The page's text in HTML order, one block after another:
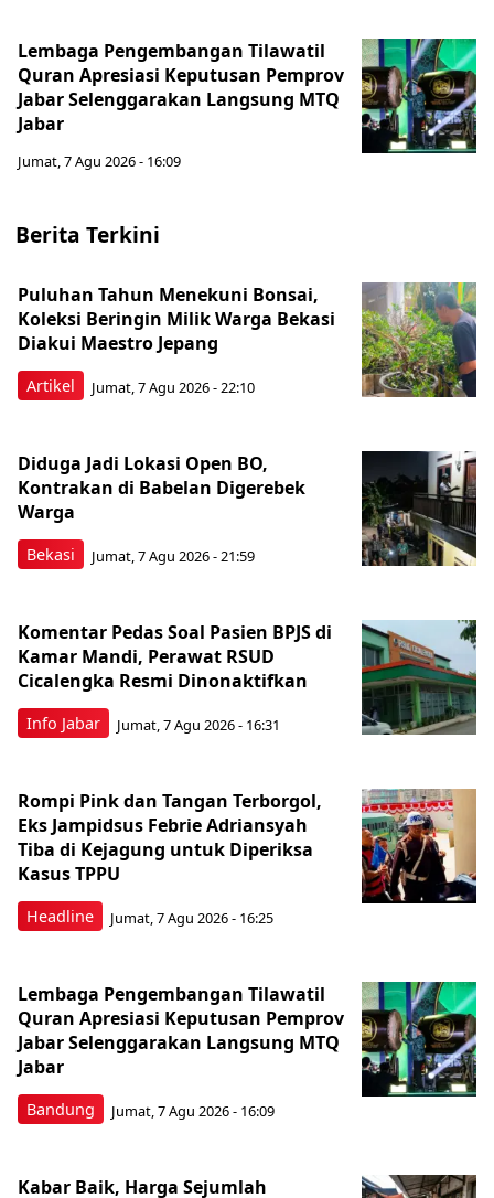
Lembaga Pengembangan Tilawatil
Quran Apresiasi Keputusan Pemprov
Jabar Selenggarakan Langsung MTQ
Jabar
Jumat, 7 Agu 2026 - 16:09
Berita Terkini
Artikel
Puluhan Tahun Menekuni Bonsai,
Koleksi Beringin Milik Warga Bekasi
Diakui Maestro Jepang
Jumat, 7 Agu 2026 - 22:10
Bekasi
Diduga Jadi Lokasi Open BO,
Kontrakan di Babelan Digerebek
Warga
Jumat, 7 Agu 2026 - 21:59
Info Jabar
Komentar Pedas Soal Pasien BPJS di
Kamar Mandi, Perawat RSUD
Cicalengka Resmi Dinonaktifkan
Jumat, 7 Agu 2026 - 16:31
Headline
Rompi Pink dan Tangan Terborgol,
Eks Jampidsus Febrie Adriansyah
Tiba di Kejagung untuk Diperiksa
Kasus TPPU
Jumat, 7 Agu 2026 - 16:25
Bandung
Lembaga Pengembangan Tilawatil
Quran Apresiasi Keputusan Pemprov
Jabar Selenggarakan Langsung MTQ
Jabar
Jumat, 7 Agu 2026 - 16:09
Kabar Baik, Harga Sejumlah